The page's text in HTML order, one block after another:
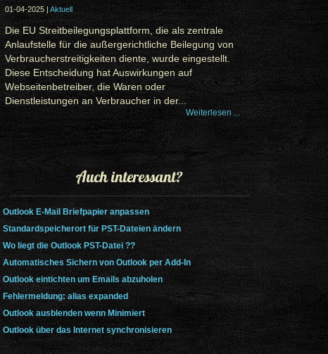
01-04-2025 | Aktuell
Die EU Streitbeilegungsplattform, die als zentrale
Anlaufstelle für die außergerichtliche Beilegung von
Verbraucherstreitigkeiten diente, wurde eingestellt.
Diese Entscheidung hat Auswirkungen auf
Webseitenbetreiber, die Waren oder
Dienstleistungen an Verbraucher in der...
Weiterlesen ...
Auch interessant?
Outlook E-Mail Briefpapier anpassen
Standardspeicherort für PST-Dateien ändern
Wo liegt die Outlook PST-Datei ??
Automatisches Sichern von Outlook per Add-In
Outlook eintichten um Emails abzuholen
Fehlermeldung: alias expanded
Outlook ausblenden wenn Minimiert
Outlook über das Internet synchronisieren